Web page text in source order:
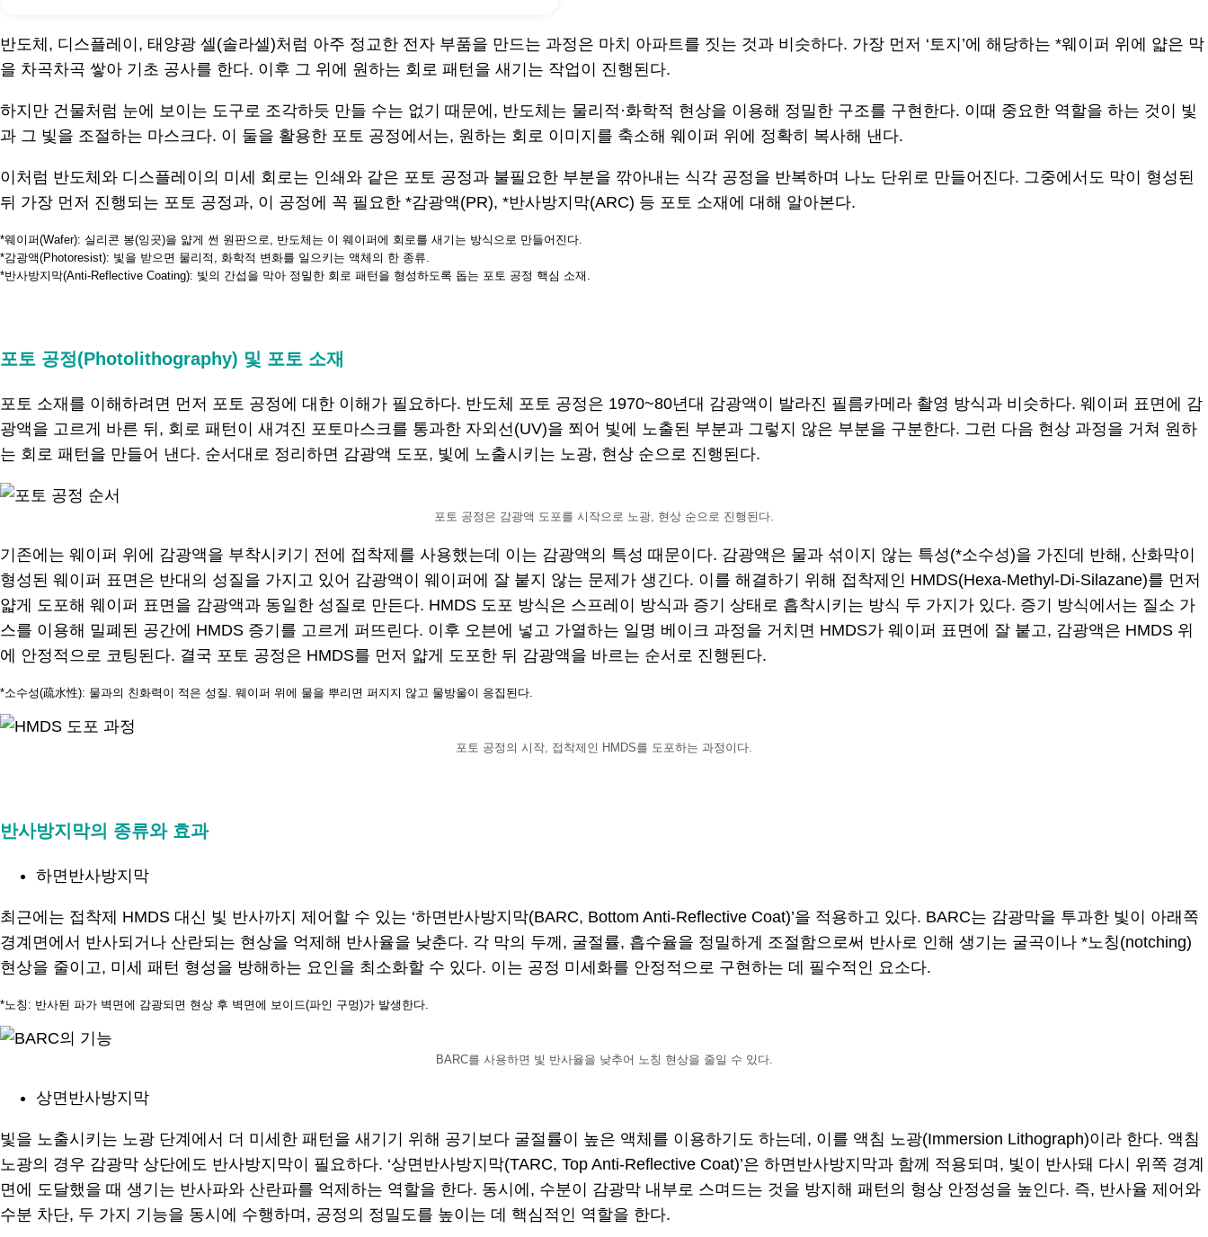
반도체, 디스플레이, 태양광 셀(솔라셀)처럼 아주 정교한 전자 부품을 만드는 과정은 마치 아파트를 짓는 것과 비슷하다. 가장 먼저 ‘토지’에 해당하는 *웨이퍼 위에 얇은 막
을 차곡차곡 쌓아 기초 공사를 한다. 이후 그 위에 원하는 회로 패턴을 새기는 작업이 진행된다.
하지만 건물처럼 눈에 보이는 도구로 조각하듯 만들 수는 없기 때문에, 반도체는 물리적·화학적 현상을 이용해 정밀한 구조를 구현한다. 이때 중요한 역할을 하는 것이 빛
과 그 빛을 조절하는 마스크다. 이 둘을 활용한 포토 공정에서는, 원하는 회로 이미지를 축소해 웨이퍼 위에 정확히 복사해 낸다.
이처럼 반도체와 디스플레이의 미세 회로는 인쇄와 같은 포토 공정과 불필요한 부분을 깎아내는 식각 공정을 반복하며 나노 단위로 만들어진다. 그중에서도 막이 형성된
뒤 가장 먼저 진행되는 포토 공정과, 이 공정에 꼭 필요한 *감광액(PR), *반사방지막(ARC) 등 포토 소재에 대해 알아본다.
*웨이퍼(Wafer): 실리콘 봉(잉곳)을 얇게 썬 원판으로, 반도체는 이 웨이퍼에 회로를 새기는 방식으로 만들어진다.
*감광액(Photoresist): 빛을 받으면 물리적, 화학적 변화를 일으키는 액체의 한 종류.
*반사방지막(Anti-Reflective Coating): 빛의 간섭을 막아 정밀한 회로 패턴을 형성하도록 돕는 포토 공정 핵심 소재.
포토 공정(Photolithography) 및 포토 소재
포토 소재를 이해하려면 먼저 포토 공정에 대한 이해가 필요하다. 반도체 포토 공정은 1970~80년대 감광액이 발라진 필름카메라 촬영 방식과 비슷하다. 웨이퍼 표면에 감
광액을 고르게 바른 뒤, 회로 패턴이 새겨진 포토마스크를 통과한 자외선(UV)을 쬐어 빛에 노출된 부분과 그렇지 않은 부분을 구분한다. 그런 다음 현상 과정을 거쳐 원하
는 회로 패턴을 만들어 낸다. 순서대로 정리하면 감광액 도포, 빛에 노출시키는 노광, 현상 순으로 진행된다.
포토 공정은 감광액 도포를 시작으로 노광, 현상 순으로 진행된다.
기존에는 웨이퍼 위에 감광액을 부착시키기 전에 접착제를 사용했는데 이는 감광액의 특성 때문이다. 감광액은 물과 섞이지 않는 특성(*소수성)을 가진데 반해, 산화막이
형성된 웨이퍼 표면은 반대의 성질을 가지고 있어 감광액이 웨이퍼에 잘 붙지 않는 문제가 생긴다. 이를 해결하기 위해 접착제인 HMDS(Hexa-Methyl-Di-Silazane)를 먼저
얇게 도포해 웨이퍼 표면을 감광액과 동일한 성질로 만든다. HMDS 도포 방식은 스프레이 방식과 증기 상태로 흡착시키는 방식 두 가지가 있다. 증기 방식에서는 질소 가
스를 이용해 밀폐된 공간에 HMDS 증기를 고르게 퍼뜨린다. 이후 오븐에 넣고 가열하는 일명 베이크 과정을 거치면 HMDS가 웨이퍼 표면에 잘 붙고, 감광액은 HMDS 위
에 안정적으로 코팅된다. 결국 포토 공정은 HMDS를 먼저 얇게 도포한 뒤 감광액을 바르는 순서로 진행된다.
*소수성(疏水性): 물과의 친화력이 적은 성질. 웨이퍼 위에 물을 뿌리면 퍼지지 않고 물방울이 응집된다.
포토 공정의 시작, 접착제인 HMDS를 도포하는 과정이다.
반사방지막의 종류와 효과
하면반사방지막
최근에는 접착제 HMDS 대신 빛 반사까지 제어할 수 있는 ‘하면반사방지막(BARC, Bottom Anti-Reflective Coat)’을 적용하고 있다. BARC는 감광막을 투과한 빛이 아래쪽
경계면에서 반사되거나 산란되는 현상을 억제해 반사율을 낮춘다. 각 막의 두께, 굴절률, 흡수율을 정밀하게 조절함으로써 반사로 인해 생기는 굴곡이나 *노칭(notching)
현상을 줄이고, 미세 패턴 형성을 방해하는 요인을 최소화할 수 있다. 이는 공정 미세화를 안정적으로 구현하는 데 필수적인 요소다.
*노칭: 반사된 파가 벽면에 감광되면 현상 후 벽면에 보이드(파인 구멍)가 발생한다.
BARC를 사용하면 빛 반사율을 낮추어 노칭 현상을 줄일 수 있다.
상면반사방지막
빛을 노출시키는 노광 단계에서 더 미세한 패턴을 새기기 위해 공기보다 굴절률이 높은 액체를 이용하기도 하는데, 이를 액침 노광(Immersion Lithograph)이라 한다. 액침
노광의 경우 감광막 상단에도 반사방지막이 필요하다. ‘상면반사방지막(TARC, Top Anti-Reflective Coat)’은 하면반사방지막과 함께 적용되며, 빛이 반사돼 다시 위쪽 경계
면에 도달했을 때 생기는 반사파와 산란파를 억제하는 역할을 한다. 동시에, 수분이 감광막 내부로 스며드는 것을 방지해 패턴의 형상 안정성을 높인다. 즉, 반사율 제어와
수분 차단, 두 가지 기능을 동시에 수행하며, 공정의 정밀도를 높이는 데 핵심적인 역할을 한다.